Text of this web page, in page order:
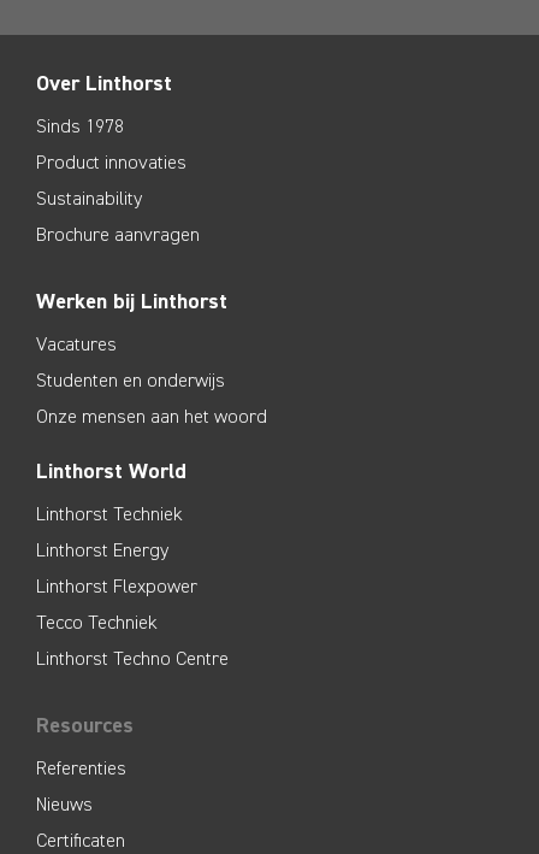
Over Linthorst
Sinds 1978
Product innovaties
Sustainability
Brochure aanvragen
Werken bij Linthorst
Vacatures
Studenten en onderwijs
Onze mensen aan het woord
Linthorst World
Linthorst Techniek
Linthorst Energy
Linthorst Flexpower
Tecco Techniek
Linthorst Techno Centre
Resources
Referenties
Nieuws
Certificaten